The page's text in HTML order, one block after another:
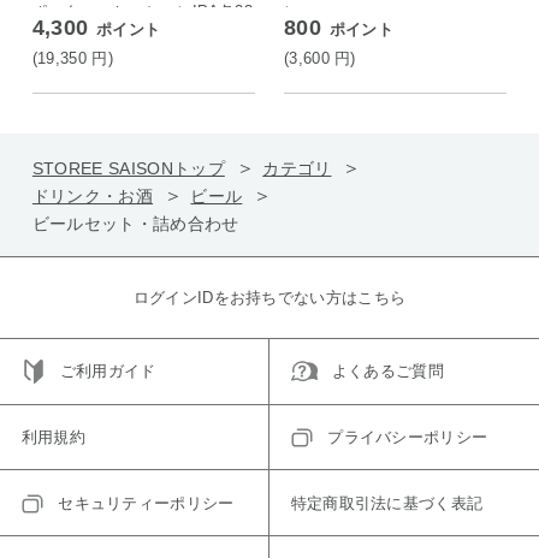
ポーター・セッションIPA各33
0ml×各4〕 ビール
4,300 ポイント
(19,350 円 )
ン
800 ポイント
(3,600 円)
STOREE SAISONトップ
カテゴリ
ドリンク・お酒
ビール
ビールセット・詰め合わせ
ログインIDをお持ちでない方はこちら
ご利用ガイド よくあるご質問
利用規約 プライバシーポリシー
セキュリティーポリシー 特定商取引法に基づく表記